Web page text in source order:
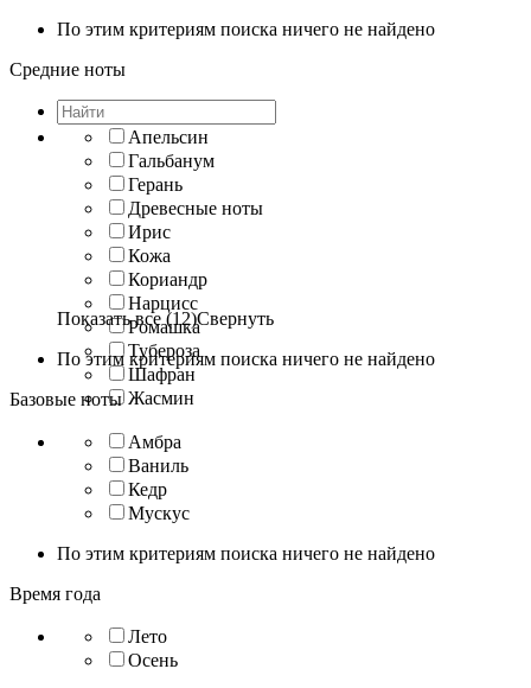
По этим критериям поиска ничего не найдено
Средние ноты
Апельсин
Гальбанум
Герань
Древесные ноты
Ирис
Кожа
Кориандр
Нарцисс
Ромашка
Тубероза
Шафран
Жасмин
Показать все (12)Свернуть
По этим критериям поиска ничего не найдено
Базовые ноты
Амбра
Ваниль
Кедр
Мускус
По этим критериям поиска ничего не найдено
Время года
Лето
Осень